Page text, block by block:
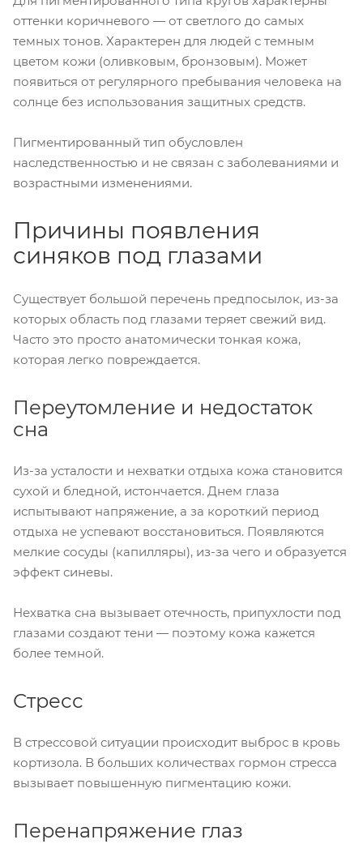
оттенки коричневого — от светлого до самых
темных тонов. Характерен для людей с темным
цветом кожи (оливковым, бронзовым). Может
появиться от регулярного пребывания человека на
солнце без использования защитных средств.
Пигментированный тип обусловлен
наследственностью и не связан с заболеваниями и
возрастными изменениями.
Причины появления
синяков под глазами
Существует большой перечень предпосылок, из-за
которых область под глазами теряет свежий вид.
Часто это просто анатомически тонкая кожа,
которая легко повреждается.
Переутомление и недостаток
сна
Из-за усталости и нехватки отдыха кожа становится
сухой и бледной, истончается. Днем глаза
испытывают напряжение, а за короткий период
отдыха не успевают восстановиться. Появляются
мелкие сосуды (капилляры), из-за чего и образуется
эффект синевы.
Нехватка сна вызывает отечность, припухлости под
глазами создают тени — поэтому кожа кажется
более темной.
Стресс
В стрессовой ситуации происходит выброс в кровь
кортизола. В больших количествах гормон стресса
вызывает повышенную пигментацию кожи.
Перенапряжение глаз